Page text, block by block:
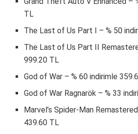
TL
The Last of Us Part I – % 50
The Last of Us Part II
999.20 TL
God of War – % 60 indirimle
God of War Ragnarök – % 33
Marvel’s Spider-Man
439.60 TL